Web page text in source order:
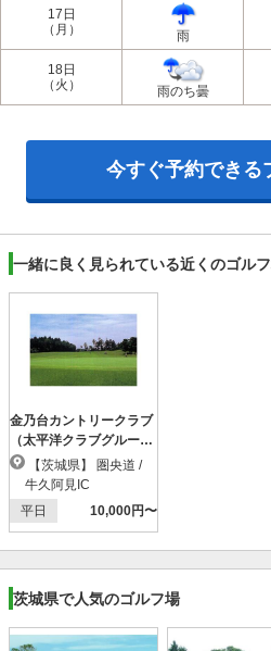
17日
（月）
雨
18日
（火）
雨のち曇
今すぐ予約できる
一緒に良く見られている近くのゴル
金乃台カントリークラブ
（太平洋クラブグルー
プ）
牛久阿見IC
平日
10,000円〜
茨城県で人気のゴルフ場